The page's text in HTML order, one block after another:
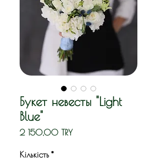
Букет невесты "Light
Blue"
2 150,00 TRYЦіна
Кількість *